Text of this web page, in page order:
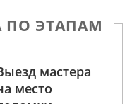
ПО ЭТАПАМ
мастера
место